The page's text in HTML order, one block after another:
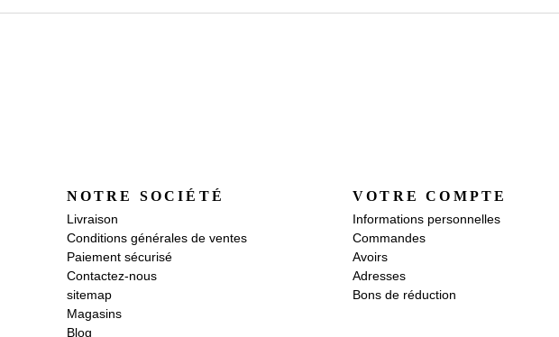
NOTRE SOCIÉTÉ
Livraison
Conditions générales de ventes
Paiement sécurisé
Contactez-nous
sitemap
Magasins
Blog
VOTRE COMPTE
Informations personnelles
Commandes
Avoirs
Adresses
Bons de réduction